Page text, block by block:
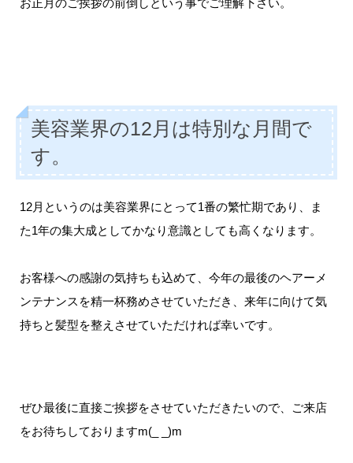
お正月のご挨拶の前倒しという事でご理解下さい。
美容業界の12月は特別な月間で
す。
12月というのは美容業界にとって1番の繁忙期であり、ま
た1年の集大成としてかなり意識としても高くなります。
お客様への感謝の気持ちも込めて、今年の最後のヘアーメ
ンテナンスを精一杯務めさせていただき、来年に向けて気
持ちと髪型を整えさせていただければ幸いです。
ぜひ最後に直接ご挨拶をさせていただきたいので、ご来店
をお待ちしておりますm(_ _)m